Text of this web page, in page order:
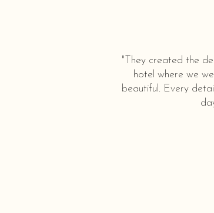
"They created the
hotel where we
beautiful. Every